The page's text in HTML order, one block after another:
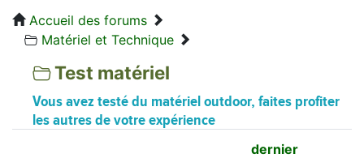
Accueil des forums
Matériel et Technique
Test matériel
Vous avez testé du matériel outdoor, faites profiter
les autres de votre expérience
dernier